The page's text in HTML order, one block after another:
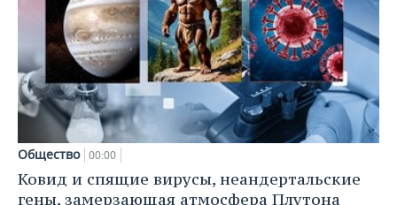
Общество 00:00
Ковид и спящие вирусы, неандертальские
гены, замерзающая атмосфера Плутона